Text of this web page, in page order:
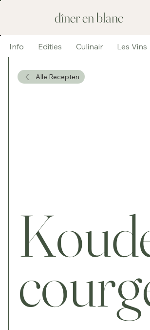
dîner en blanc
Info Edities Culinair Les Vins
Alle Recepten